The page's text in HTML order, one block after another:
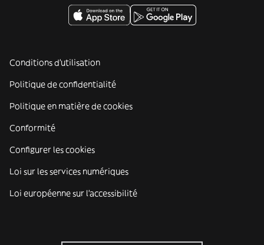
Conditions d'utilisation
Politique de confidentialité
Politique en matière de cookies
Conformité
Configurer les cookies
Loi sur les services numériques
Loi européenne sur l’accessibilité